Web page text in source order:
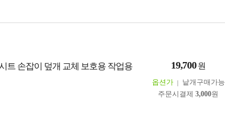
트 손잡이 덮개 교체 보호용 작업용 19,700 원
옵션가
낱개구매가능
주문시결제 3,000원